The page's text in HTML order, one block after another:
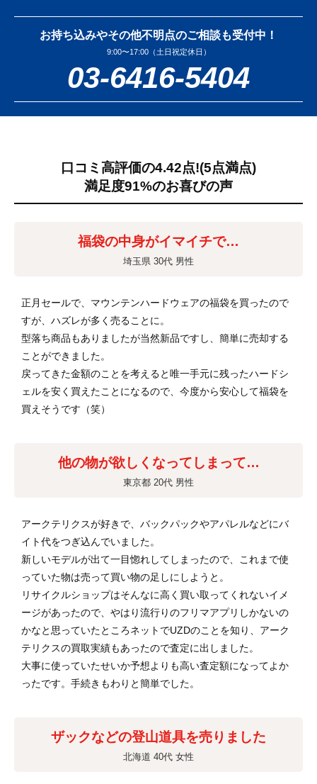
お持ち込みやその他不明点のご相談も受付中！
9:00〜17:00（土日祝定休日）
03-6416-5404
口コミ高評価の4.42点!(5点満点)
満足度91%のお喜びの声
福袋の中身がイマイチで…
埼玉県 30代 男性
正月セールで、マウンテンハードウェアの福袋を買ったので
すが、ハズレが多く売ることに。
型落ち商品もありましたが当然新品ですし、簡単に売却する
ことができました。
戻ってきた金額のことを考えると唯一手元に残ったハードシ
ェルを安く買えたことになるので、今度から安心して福袋を
買えそうです（笑）
他の物が欲しくなってしまって…
東京都 20代 男性
アークテリクスが好きで、バックパックやアパレルなどにバ
イト代をつぎ込んでいました。
新しいモデルが出て一目惚れしてしまったので、これまで使
っていた物は売って買い物の足しにしようと。
リサイクルショップはそんなに高く買い取ってくれないイメ
ージがあったので、やはり流行りのフリマアプリしかないの
かなと思っていたところネットでUZDのことを知り、アーク
テリクスの買取実績もあったので査定に出しました。
大事に使っていたせいか予想よりも高い査定額になってよか
ったです。手続きもわりと簡単でした。
ザックなどの登山道具を売りました
北海道 40代 女性